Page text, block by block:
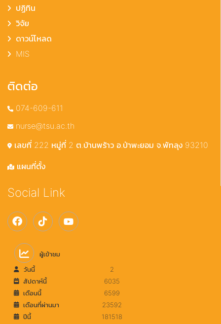
ปฏิทิน
วิจัย
ดาวน์โหลด
MIS
ติดต่อ
074-609-611
nurse@tsu.ac.th
เลขที่ 222 หมู่ที่ 2 ต.บ้านพร้าว อ.ป่าพะยอม จ.พัทลุง 93210
แผนที่ตั้ง
Social Link
ผู้เข้าชม
วันนี้
2
สัปดาห์นี้
6035
เดือนนี้
6599
เดือนที่ผ่านมา
23592
ปีนี้
181518